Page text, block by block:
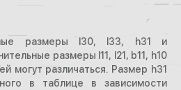
размеры l30, l33, h31 и
размеры l11, l21, b11, h10
могут различаться. Размер h31
в таблице в зависимости